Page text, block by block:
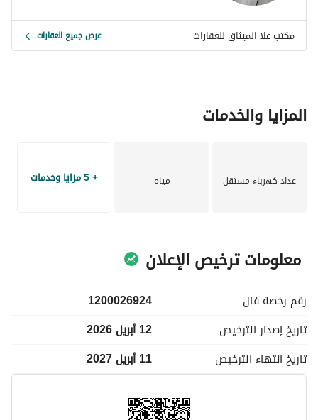
مكتب علا الميثاق للعقارات عرض جميع العقارات
المزايا والخدمات
عداد كهرباء مستقل مياه + 5 مزايا وخدمات
معلومات ترخيص الإعلان
رقم رخصة فال
1200026924
تاريخ إصدار الترخيص
12 أبريل 2026
تاريخ انتهاء الترخيص 11 أبريل 2027